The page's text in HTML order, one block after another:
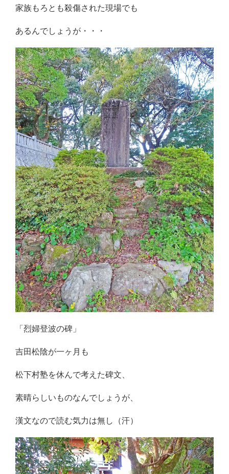
家族もろとも殺傷された現場でも
あるんでしょうが・・・
「烈婦登波の碑」
吉田松陰が一ヶ月も
松下村塾を休んで考えた碑文、
素晴らしいものなんでしょうが、
漢文なので読む気力は無し（汗）